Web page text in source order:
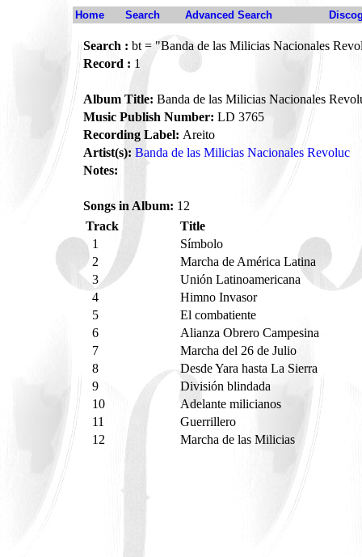
Home Search Advanced Search
Search : bt = "Banda de las Milicias Nacionales
Record : 1
Album Title: Banda de las Milicias Nacionales
Music Publish Number: LD 3765
Recording Label: Areito
Artist(s): Banda de las Milicias Nacionales Revoluc
Notes:
Songs in Album: 12
Track
Title
1
Símbolo
2
Marcha de América Latina
3
Unión Latinoamericana
4
Himno Invasor
5
El combatiente
6
Alianza Obrero Campesina
7
Marcha del 26 de Julio
8
Desde Yara hasta La Sierra
9
División blindada
10
Adelante milicianos
11
Guerrillero
12
Marcha de las Milicias